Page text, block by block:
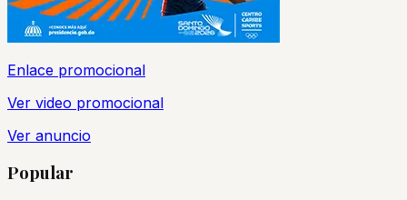
Enlace promocional
Ver video promocional
Ver anuncio
Popular